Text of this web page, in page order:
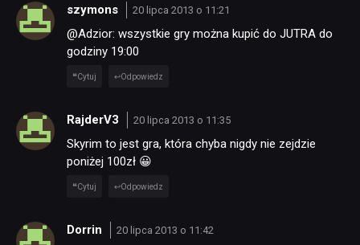
szymons 20 lipca 2013 o 11:21
@Adzior: wszystkie gry można kupić do JUTRA do
godziny 19:00
Cytuj Odpowiedz
RajderV3 20 lipca 2013 o 11:35
Skyrim to jest gra, która chyba nigdy nie zejdzie
poniżej 100zł 😀
Cytuj Odpowiedz
Dorrin 20 lipca 2013 o 11:42